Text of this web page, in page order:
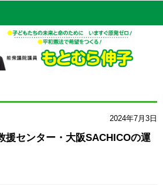
2024年7月3日
援センター・大阪SACHICOの運